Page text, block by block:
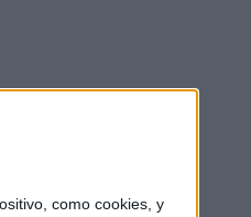
como cookies, y